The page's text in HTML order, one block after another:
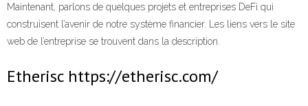
Maintenant, parlons de quelques projets et entreprises DeFi qui
construisent l’avenir de notre système financier. Les liens vers le site
web de l’entreprise se trouvent dans la description.
Etherisc https://etherisc.com/